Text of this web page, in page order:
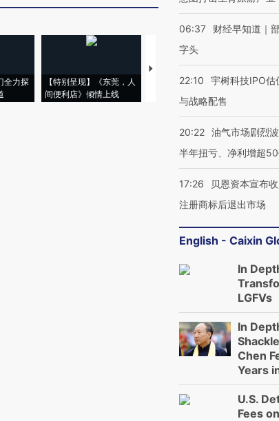
全力探
【特别呈现】《东莞，人
间便利店》倾情上线
【推广】走进第四届链博
会，让数智科技“链”接产
【特
06:37
财经早知道｜
字头
22:10
宇树科技IPO
与战略配售
20:22 油气市场剧烈
半年扭亏、净利增超
17:26
贝恩资本宣布
注册商标后退出市场
English - Caixin
In
LGFVs
In
Chen
Years
U.S.
Fees